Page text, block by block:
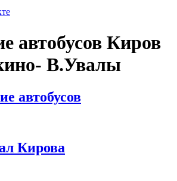
автобусов Киров
В.Увалы
автобусов
Кирова